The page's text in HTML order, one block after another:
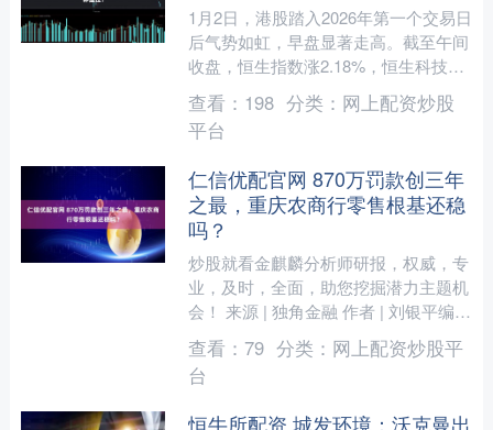
1月2日，港股踏入2026年第一个交易日
后气势如虹，早盘显著走高。截至午间
收盘，恒生指数涨2.18%，恒生科技指
数涨3.38%。 港股芯片股集体走强，其
中，华虹....
查看： 198 分类： 网上配资炒股
平台
仁信优配官网 870万罚款创三年
之最，重庆农商行零售根基还稳
吗？
炒股就看金麒麟分析师研报，权威，专
业，及时，全面，助您挖掘潜力主题机
会！ 来源 | 独角金融 作者 | 刘银平编辑
| 付影 近日，重庆农商行（601077.S....
查看： 79 分类： 网上配资炒股平
台
恒牛所配资 城发环境：沃克曼出